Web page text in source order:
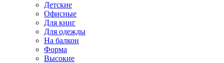
Детские
Офисные
Для книг
Для одежды
На балкон
Форма
Высокие